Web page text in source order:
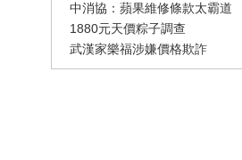
中消協：蘋果維修條款太霸道
1880元天價粽子調查
武漢家樂福涉嫌價格欺詐